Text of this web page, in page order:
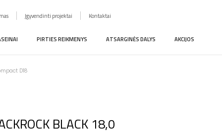
Įgyvendinti projektai Kontaktai
PIRTIES REIKMENYS ATSARGINĖS DALYS AKCIJOS
D18
BLACK 18,0